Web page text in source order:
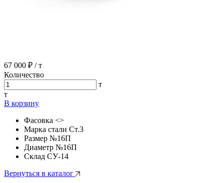
67 000 ₽ / т
Количество
т
т
В корзину
Фасовка <>
Марка стали Ст.3
Размер №16П
Диаметр №16П
Склад СУ-14
Вернуться в каталог